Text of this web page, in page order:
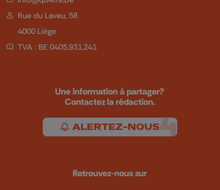
Rue du Laveu, 58
4000 Liège
TVA : BE 0405.931.241
Une information à partager?
Contactez la rédaction.
ALERTEZ-NOUS
Retrouvez-nous sur